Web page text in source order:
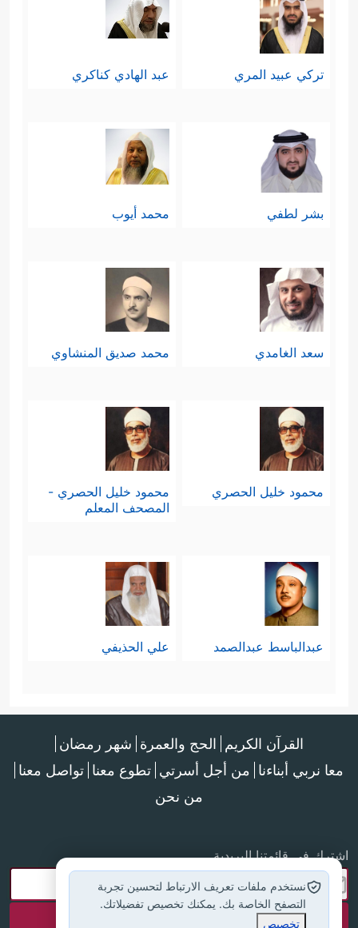
تركي عبيد المري عبد الهادي كناكري
بشر لطفي محمد أيوب
سعد الغامدي محمد صديق المنشاوي
محمود خليل الحصري
محمود خليل الحصري -
المصحف المعلم
عبدالباسط عبدالصمد علي الحذيفي
القرآن الكريم الحج والعمرة شهر رمضان
معا نربي أبناءنا من أجل أسرتي تطوع معنا تواصل معنا
من نحن
اشترك في قائمتنا البريدية
نستخدم ملفات تعريف الارتباط لتحسين تجربة
التصفح الخاصة بك. يمكنك تخصيص تفضيلاتك.
تخصيص